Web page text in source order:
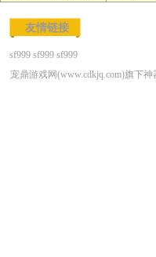
友情链接
sf999 sf999 sf999
宠鼎游戏网(www.cdkjq.com)旗下